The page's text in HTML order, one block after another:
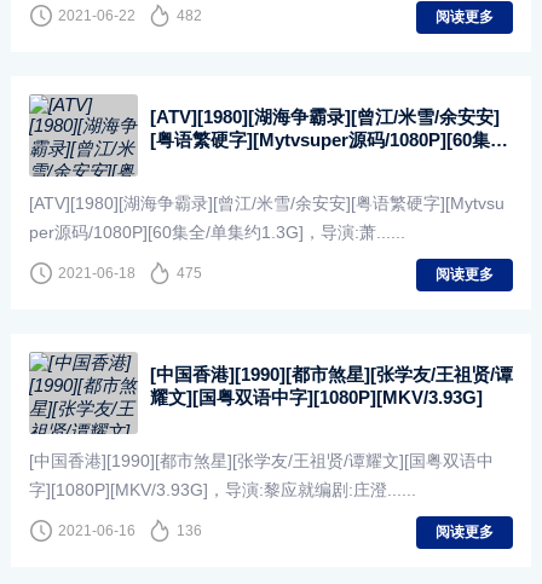
2021-06-22 482 阅读更多
[ATV][1980][湖海争霸录][曾江/米雪/余安安]
[粤语繁硬字][Mytvsuper源码/1080P][60集全/
[ATV][1980][湖海争霸录][曾江/米雪/余安安][粤语繁硬字][Mytvsu
per源码/1080P][60集全/单集约1.3G]，导演:萧......
2021-06-18 475 阅读更多
[中国香港][1990][都市煞星][张学友/王祖贤/谭
耀文][国粤双语中字][1080P][MKV/3.93G]
[中国香港][1990][都市煞星][张学友/王祖贤/谭耀文][国粤双语中
字][1080P][MKV/3.93G]，导演:黎应就编剧:庄澄......
2021-06-16 136 阅读更多